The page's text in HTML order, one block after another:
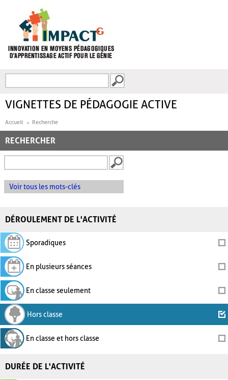
FORMULAIRE DE
VIGNETTES DE PÉDAGOGIE ACTIVE
Accueil Recherche
RECHERCHER
Voir tous les mots-clés
DÉROULEMENT DE L'ACTIVITÉ
Sporadiques
En plusieurs séances
En classe seulement
Hors classe
En classe et hors classe
DURÉE DE L'ACTIVITÉ